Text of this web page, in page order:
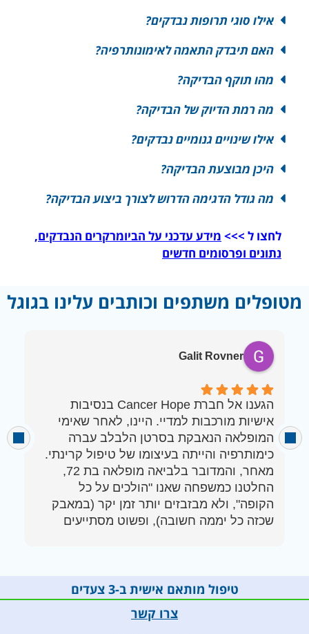
אילו סוגי תרופות נבדקים?
האם תיבדק התאמה לאימונותרפיה?
מהו תוקף הבדיקה?
מה רמת הדיוק של הבדיקה?
אילו שינויים גנומיים נבדקים?
היכן מבוצעת הבדיקה?
מה גודל הדגימה הדרוש לצורך ביצוע הבדיקה?
לחצו ל >>> מידע עדכני על הביומרקרים הנבדקים,
נתונים ופרסומים חדשים
מטופלים משתפים וכותבים עלינו בגוגל
Galit Rovner
הגענו אל חברת Cancer Hope בנסיבות
אישיות מורכבות למדיי. היינו, לאחר שאימי
המופלאה הנאבקת בסרטן הלבלב עברה
כימותרפיה והייתה בעיצומו של טיפול קרינתי.
מאחר, והמדובר בלביאה מופלאה בת 72,
החלטנו כמשפחה שאנו "הולכים על כל
הקופה", ולא מבזבזים יותר זמן יקר (במאבק
שכזה כל יממה חשובה), ופשוט מסתייעים
בניגוד ל"ניסוי וטעייה", המאפיין לא פעם את
טיפול מותאם אישית ב-3 צעדים
צרו קשר